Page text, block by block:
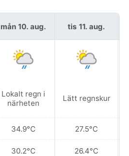
mån 10. aug.
Lokalt regn i
närheten
34.9°C
30.2°C
tis 11. aug.
Lätt regnskur
27.5°C
26.4°C